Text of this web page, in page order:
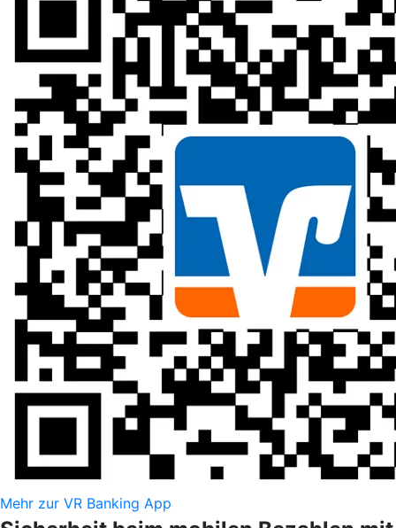
Mehr zur VR Banking App